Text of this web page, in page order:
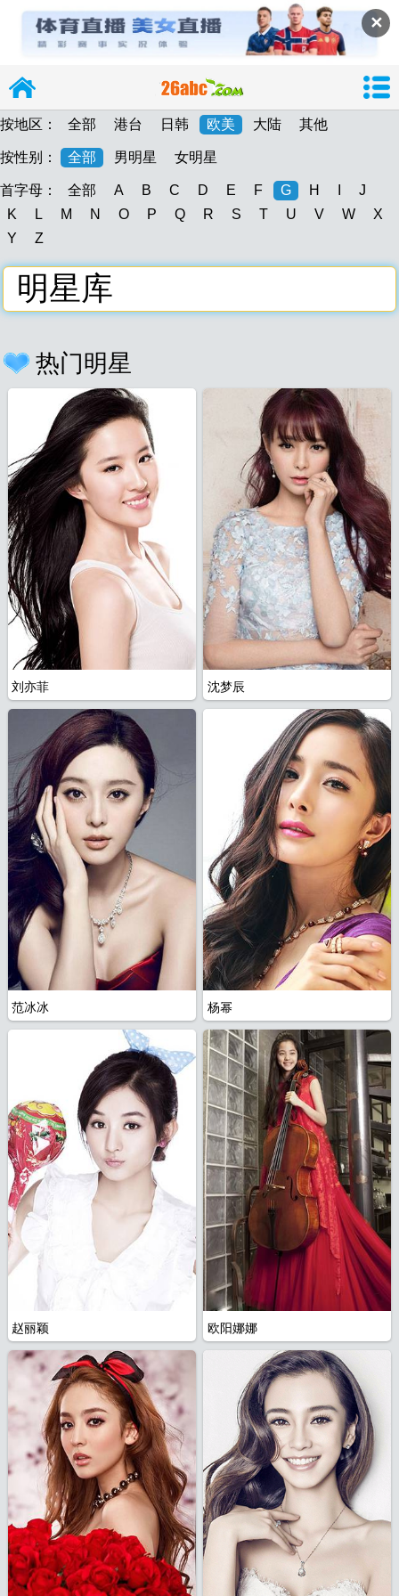
✕
航
26abc
片
按地区： 全部 港台 日韩 欧美 大陆 其他
按性别： 全部 男明星 女明星
首字母： 全部 A B C D E F G H
J
K
L M N O P Q R S T U V W
X
Y
Z
明星库
热门明星
刘亦菲
范冰冰
赵丽颖
沈梦辰
杨幂
欧阳娜娜